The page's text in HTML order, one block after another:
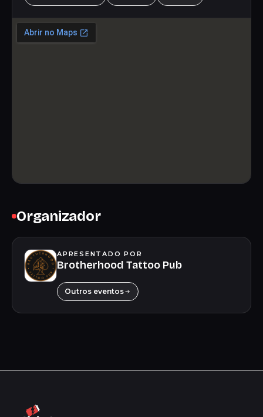
Organizador
APRESENTADO POR
Brotherhood Tattoo Pub
Outros eventos